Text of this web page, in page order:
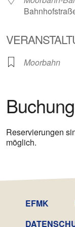
Moorbahn
Reservierungen
möglich.
EFMK